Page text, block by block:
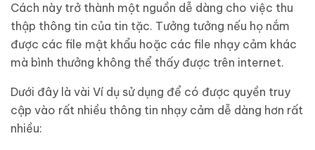
Cách này trở thành một nguồn dễ dàng cho việc thu
thập thông tin của tin tặc. Tưởng tưởng nếu họ nắm
được các file mật khẩu hoặc các file nhạy cảm khác
mà bình thưởng không thể thấy được trên internet.
Dưới đây là vài Ví dụ sử dụng để có được quyền truy
cập vào rất nhiều thông tin nhạy cảm dễ dàng hơn rất
nhiều: